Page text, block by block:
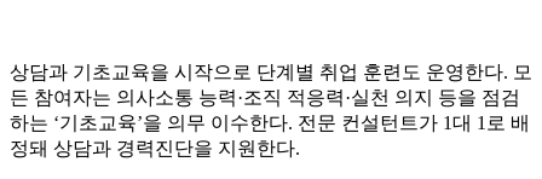
상담과 기초교육을 시작으로 단계별 취업 훈련도 운영한다. 모
든 참여자는 의사소통 능력·조직 적응력·실천 의지 등을 점검
하는 ‘기초교육’을 의무 이수한다. 전문 컨설턴트가 1대 1로 배
정돼 상담과 경력진단을 지원한다.